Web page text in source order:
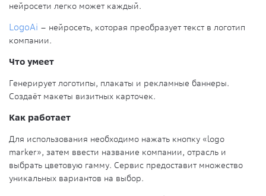
нейросети легко может каждый.
LogoAi – нейросеть, которая преобразует текст в логотип
компании.
Что умеет
Генерирует логотипы, плакаты и рекламные баннеры.
Создаёт макеты визитных карточек.
Как работает
Для использования необходимо нажать кнопку «logo
marker», затем ввести название компании, отрасль и
выбрать цветовую гамму. Сервис предоставит множество
уникальных вариантов на выбор.